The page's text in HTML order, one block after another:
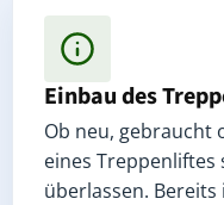
Einbau des
Ob neu, gebraucht
eines Treppenliftes
überlassen.